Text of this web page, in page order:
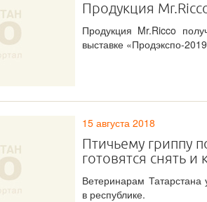
Продукция
Продукция Mr.Ricco
выставке «Продэкспо-
15 августа 2018
Птичьему гриппу
готовятся снять и
Ветеринарам Татарстана
в республике.